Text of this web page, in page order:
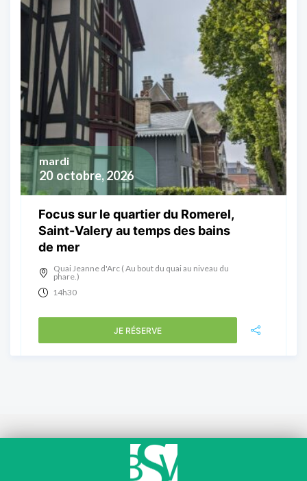
20 octobre, 2026
mardi
Focus sur le quartier du Romerel,
Saint-Valery au temps des bains
de mer
Quai Jeanne d'Arc ( Au bout du quai au niveau du
phare.)
14h30
JE RÉSERVE